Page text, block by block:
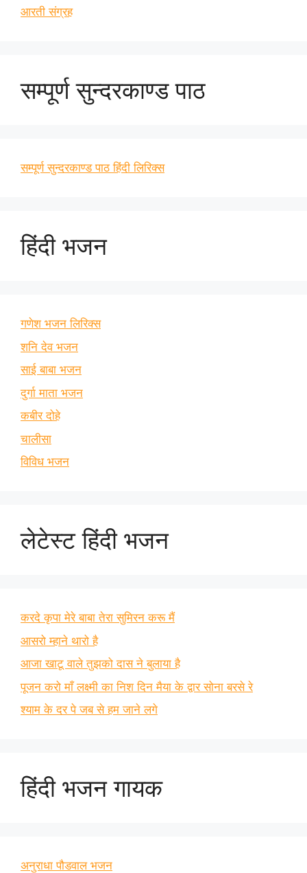
आरती संग्रह
सम्पूर्ण सुन्दरकाण्ड पाठ
सम्पूर्ण सुन्दरकाण्ड पाठ हिंदी लिरिक्स
हिंदी भजन
गणेश भजन लिरिक्स
शनि देव भजन
साई बाबा भजन
दुर्गा माता भजन
कबीर दोहे
चालीसा
विविध भजन
लेटेस्ट हिंदी भजन
करदे कृपा मेरे बाबा तेरा सुमिरन करू मैं
आसरो म्हाने थारो है
आजा खाटू वाले तुझको दास ने बुलाया है
पूजन करो माँ लक्ष्मी का निश दिन मैया के द्वार सोना बरसे रे
श्याम के दर पे जब से हम जाने लगे
हिंदी भजन गायक
अनुराधा पौडवाल भजन